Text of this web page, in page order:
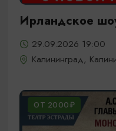
Ирландское
29.09.2026 19:00
Калининград,
ОТ 2000₽